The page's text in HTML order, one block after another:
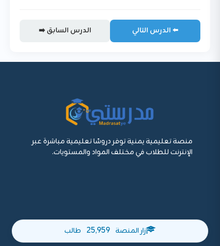
➡️ الدرس السابق الدرس التالي ⬅️
منصة تعليمية يمنية توفر دروسًا تعليمية مباشرة عبر
الإنترنت للطلاب في مختلف المواد والمستويات.
زار المنصة 25,959 طالب